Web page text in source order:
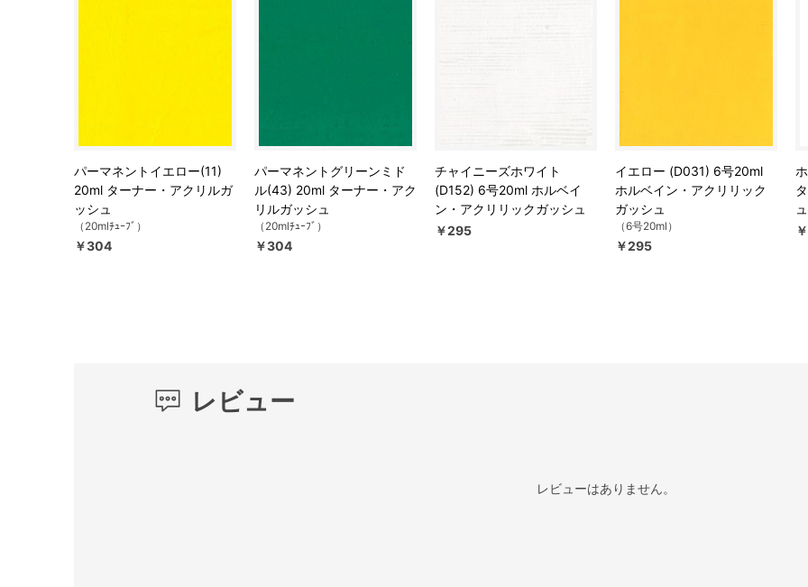
パーマネントイエロー(11)
20ml ターナー・アクリルガ
ッシュ
（20mlﾁｭｰﾌﾞ）
￥304
パーマネントグリーンミド
ル(43) 20ml ターナー・アク
リルガッシュ
（20mlﾁｭｰﾌﾞ）
￥304
チャイニーズホワイト
(D152) 6号20ml ホルベイ
ン・アクリリックガッシュ
￥295
イエロー (D031) 6号20ml
ホルベイン・アクリリック
ガッシュ
（6号20ml）
￥295
ュ
レビュー
レビューはありません。